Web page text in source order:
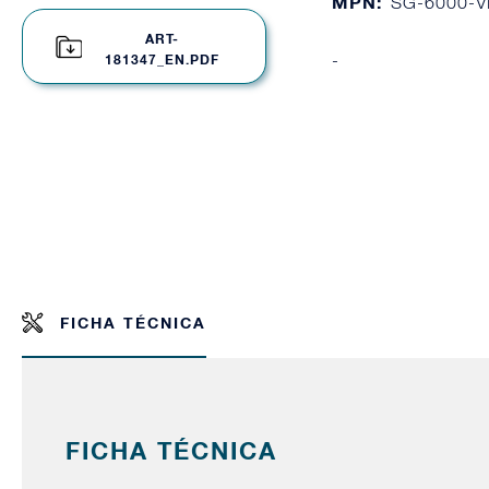
ART-
181347_EN.PDF
-
FICHA TÉCNICA
FICHA TÉCNICA